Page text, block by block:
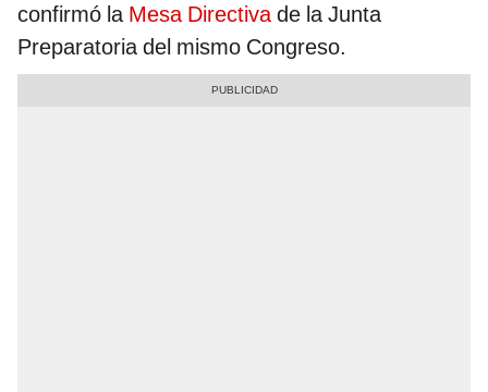
confirmó la Mesa Directivade la Junta
Preparatoria del mismo Congreso.